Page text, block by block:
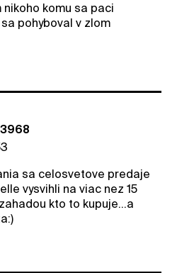
komu sa paci
pohyboval v zlom
sa celosvetove predaje
vysvihli na viac nez 15
kto to kupuje...a